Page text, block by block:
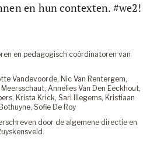
en hun contexten. #we2!
en pedagogisch coördinatoren van
Vandevoorde, Nic Van Rentergem,
Annelies Van Den Eeckhout,
Krista Krick, Sari Illegems, Kristiaan
Sofie De Roy
door de algemene directie en